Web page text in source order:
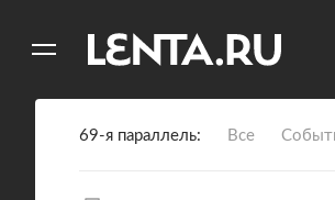
69-я параллель Все